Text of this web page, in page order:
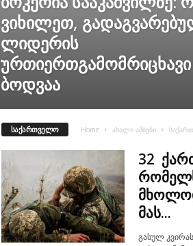
ვიხილეთ,
ლიდერის
ურთიერთგამომრიცხავი
ბოდვაა
ᲡᲐᲥᲐᲠᲗᲕᲔᲚᲝ Home ახალი ამბები
32
მას...
გასულ